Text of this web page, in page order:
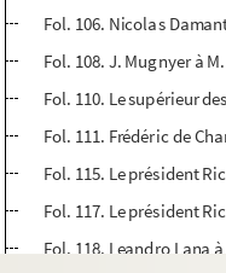
Fol. 106. Nicolas
Fol. 108. J. Mugnyer à
Fol. 110. Le supérieur
Fol. 111. Frédéric de
Fol. 115. Le président
Fol. 117. Le président
Fol. 118. Leandro Lana